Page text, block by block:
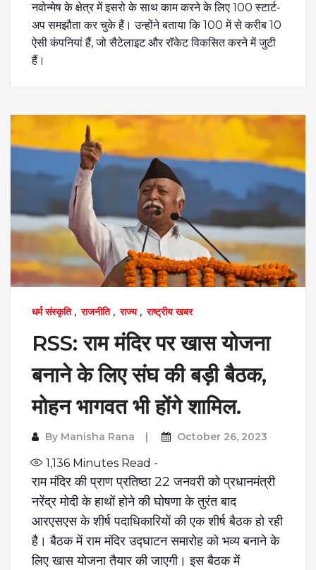
नवोन्मेष के क्षेत्र में इसरो के साथ काम करने के लिए 100 स्टार्ट-
अप समझौता कर चुके हैं। उन्होंने बताया कि 100 में से करीब 10
ऐसी कंपनियां हैं, जो सैटेलाइट और रॉकेट विकसित करने में जुटी
हैं।
धर्म संस्कृति, राजनीति, राज्य, राष्ट्रीय खबर
RSS: राम मंदिर पर खास योजना
बनाने के लिए संघ की बड़ी बैठक,
मोहन भागवत भी होंगे शामिल.
By Manisha Rana October 26, 2023
1,136 Minutes Read -
राम मंदिर की प्राण प्रतिष्ठा 22 जनवरी को प्रधानमंत्री
नरेंद्र मोदी के हाथों होने की घोषणा के तुरंत बाद
आरएसएस के शीर्ष पदाधिकारियों की एक शीर्ष बैठक हो रही
है। बैठक में राम मंदिर उद्घाटन समारोह को भव्य बनाने के
लिए खास योजना तैयार की जाएगी। इस बैठक में